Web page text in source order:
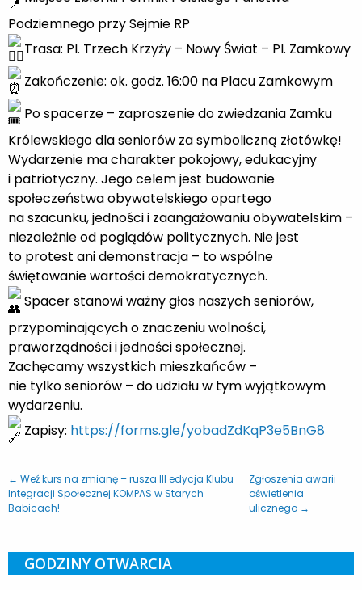
Podziemnego przy Sejmie RP
Trasa: Pl. Trzech Krzyży – Nowy Świat – Pl. Zamkowy
Zakończenie: ok. godz. 16:00 na Placu Zamkowym
Po spacerze – zaproszenie do zwiedzania Zamku
Królewskiego dla seniorów za symboliczną złotówkę!
Wydarzenie ma charakter pokojowy, edukacyjny
i patriotyczny. Jego celem jest budowanie
społeczeństwa obywatelskiego opartego
na szacunku, jedności i zaangażowaniu obywatelskim –
niezależnie od poglądów politycznych. Nie jest
to protest ani demonstracja – to wspólne
świętowanie wartości demokratycznych.
Spacer stanowi ważny głos naszych seniorów,
przypominających o znaczeniu wolności,
praworządności i jedności społecznej.
Zachęcamy wszystkich mieszkańców –
nie tylko seniorów – do udziału w tym wyjątkowym
wydarzeniu.
Zapisy: https://forms.gle/yobadZdKqP3e5BnG8
← Weź kurs na zmianę – rusza III edycja Klubu
Integracji Społecznej KOMPAS w Starych
Babicach!
Zgłoszenia awarii
oświetlenia
ulicznego →
GODZINY OTWARCIA